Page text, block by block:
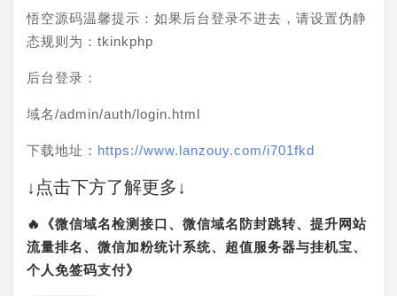
悟空源码温馨提示：如果后台登录不进去，请设置伪静
态规则为：tkinkphp
后台登录：
域名/admin/auth/login.html
下载地址： https://www.lanzouy.com/i701fkd
↓点击下方了解更多↓
🔥《微信域名检测接口、微信域名防封跳转、提升网站
流量排名、微信加粉统计系统、超值服务器与挂机宝、
个人免签码支付》